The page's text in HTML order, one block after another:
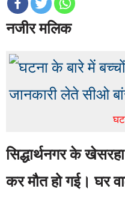
नजीर मलिक
सिद्धार्थनगर के
कर मौत हो गई। घर